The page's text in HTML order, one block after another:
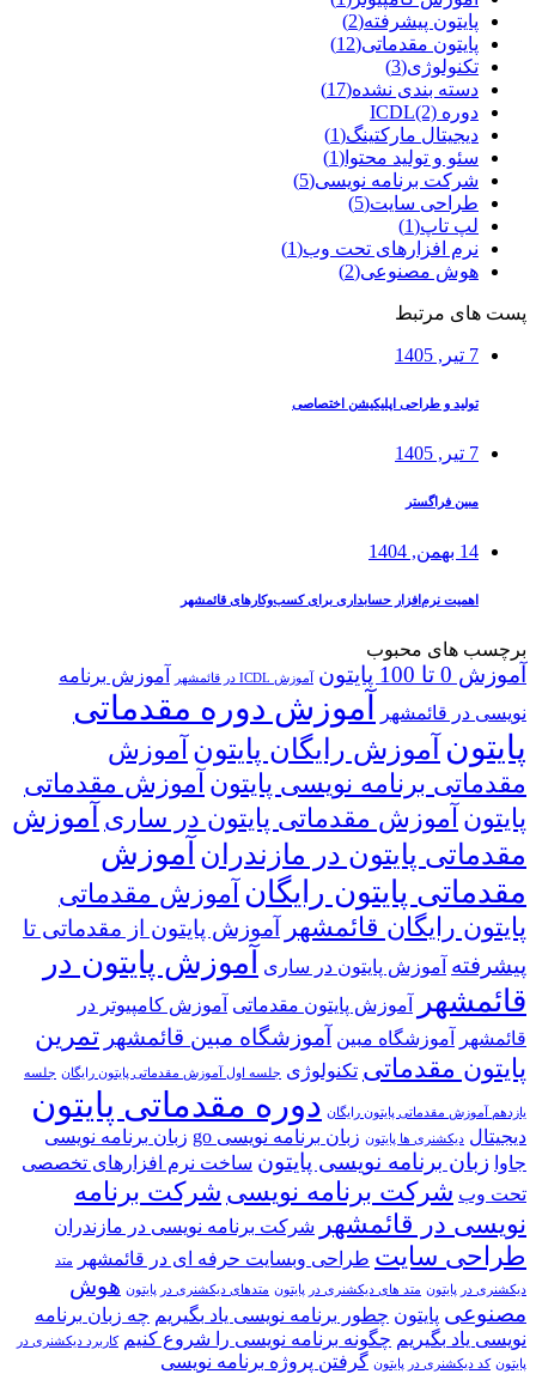
پایتون پیشرفته(2)
پایتون مقدماتی(12)
تکنولوژی(3)
دسته بندی نشده(17)
دوره ICDL (2)
دیجیتال مارکتینگ(1)
سئو و تولید محتوا (1)
شرکت برنامه نویسی(5)
طراحی سایت(5)
لپ تاپ(1)
نرم افزارهای تحت وب(1)
هوش مصنوعی(2)
پست های مرتبط
7 تیر, 1405
تولید و طراحی اپلیکیشن اختصاصی
7 تیر, 1405
مبین فراگستر
14 بهمن, 1404
اهمیت نرم‌افزار حسابداری برای کسب‌وکارهای قائمشهر
برچسب های محبوب
آموزش 0 تا 100 پایتون آموزش ICDL در قائمشهر
آموزش برنامه
نویسی در قائمشهر
آموزش دوره مقدماتی
پایتون آموزش رایگان پایتون آموزش
مقدماتی برنامه نویسی پایتون آموزش مقدماتی
پایتون آموزش مقدماتی پایتون در ساری آموزش
مقدماتی پایتون در مازندران آموزش
مقدماتی پایتون رایگان آموزش مقدماتی
پایتون رایگان قائمشهر
آموزش پایتون از مقدماتی تا
پیشرفته آموزش پایتون در ساری آموزش پایتون در
قائمشهر
آموزش پایتون مقدماتی آموزش کامپیوتر در
قائمشهر
آموزشگاه مبین آموزشگاه مبین قائمشهر تمرین
پایتون مقدماتی تکنولوژی جلسه اول آموزش مقدماتی پایتون رایگان جلسه
یازدهم آموزش مقدماتی پایتون رایگان دوره مقدماتی پایتون
دیجیتال دیکشنری ها پایتون زبان برنامه نویسی go
زبان برنامه نویسی
جاوا زبان برنامه نویسی پایتون ساخت نرم افزارهای تخصصی
تحت وب شرکت برنامه نویسی شرکت برنامه
نویسی در قائمشهر
شرکت برنامه نویسی در مازندران
طراحی سایت طراحی وبسایت حرفه ای در قائمشهر متد
دیکشنری در پایتون متد های دیکشنری در پایتون متدهای دیکشنری در پایتون هوش
مصنوعی پایتون چطور برنامه نویسی یاد بگیریم چه زبان برنامه
نویسی یاد بگیریم چگونه برنامه نویسی را شروع کنیم کاربرد دیکشنری در
پایتون کد دیکشنری در پایتون گرفتن پروژه برنامه نویسی